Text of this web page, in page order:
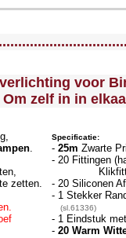
--><!-- MakeFullWidth18 --><!-- MakeFullWidth19 -->
voor
zelf in in
.
zetten.
Specificatie:
- 25m Zwarte
- 20 Fittingen
- 20 Siliconen
- 1 Stekker
(sl.61336)
- 1 Eindstuk
- 20 Warm